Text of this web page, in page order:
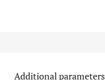
Additional parameters